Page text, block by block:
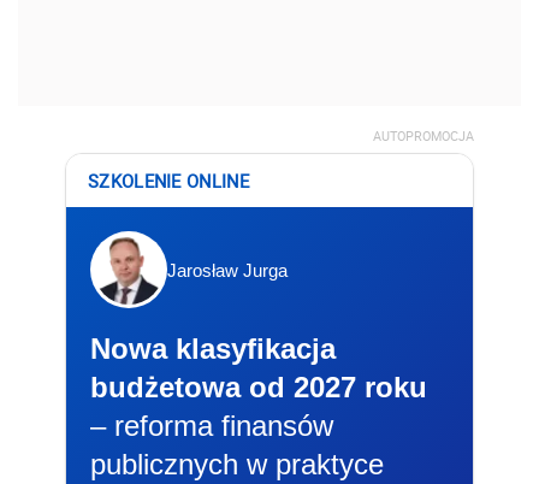
AUTOPROMOCJA
SZKOLENIE ONLINE
Jarosław Jurga
Nowa klasyfikacja
budżetowa od 2027 roku
– reforma finansów
publicznych w praktyce